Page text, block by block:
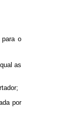
para o
as
por